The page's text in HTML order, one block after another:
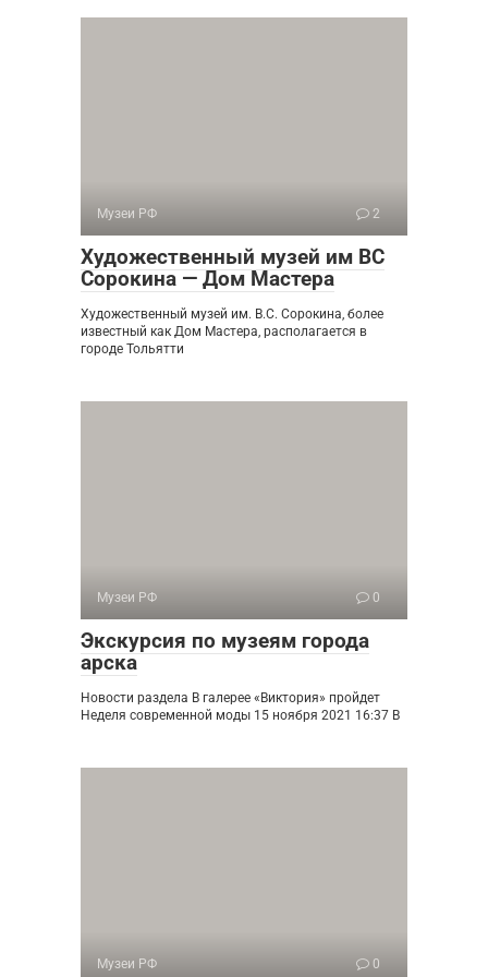
Музеи РФ 2
Художественный музей им ВС
Сорокина — Дом Мастера
Художественный музей им. В.С. Сорокина, более
известный как Дом Мастера, располагается в
городе Тольятти
Музеи РФ 0
Экскурсия по музеям города
арска
Новости раздела В галерее «Виктория» пройдет
Неделя современной моды 15 ноября 2021 16:37 В
Музеи РФ 0